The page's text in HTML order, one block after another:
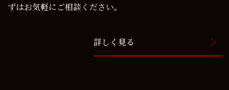
ずはお気軽にご相談ください。
詳しく見る